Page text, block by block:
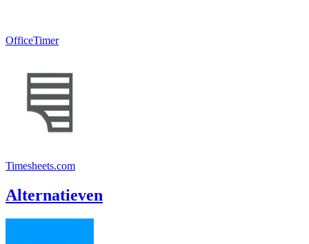
OfficeTimer
Timesheets.com
Alternatieven